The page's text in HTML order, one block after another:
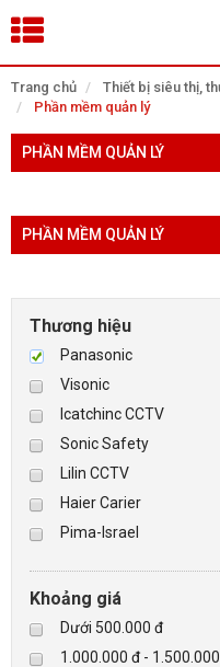
Trang chủ Thiết bị siêu thị,
Phần mềm quản lý
PHẦN MỀM QUẢN LÝ
PHẦN MỀM QUẢN LÝ
Thương hiệu
Panasonic
Visonic
Icatchinc CCTV
Sonic Safety
Lilin CCTV
Haier Carier
Pima-Israel
Checkpoint
Paradox-Canada
D-max
Khoảng giá
Dưới 500.000 đ
1.000.000 đ -
Tìm theo danh mục
TRANG CHỦ
THIẾT BỊ SIÊU THỊ, THƯ VIỆN
CAMERA GIÁM SÁT
BÁO ĐỘNG, BÁO CHÁY
NHÀ THÔNG MINH
LIÊN HỆ